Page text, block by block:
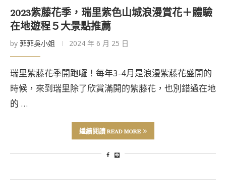
2023紫藤花季，瑞里紫色山城浪漫賞花＋體驗
在地遊程５大景點推薦
by 菲菲吳小姐 2024 年 6 月 25 日
瑞里紫藤花季開跑囉！每年3-4月是浪漫紫藤花盛開的
時候，來到瑞里除了欣賞滿開的紫藤花，也別錯過在地
的 …
繼續閱讀 READ MORE